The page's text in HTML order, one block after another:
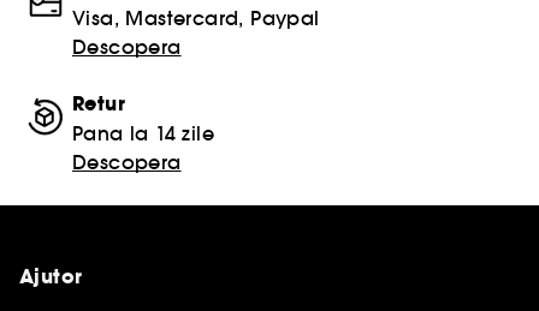
Visa, Mastercard, Paypal
Descopera
Retur
Pana la 14 zile
Descopera
Ajutor